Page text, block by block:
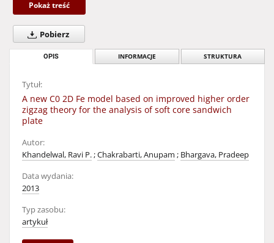
Pokaż treść
Pobierz
OPIS INFORMACJE STRUKTURA
Tytuł:
A new C0 2D Fe model based on improved higher order
zigzag theory for the analysis of soft core sandwich
plate
Autor:
Khandelwal, Ravi P.;Chakrabarti, Anupam ; Bhargava, Pradeep
Data wydania:
2013
Typ zasobu:
artykuł